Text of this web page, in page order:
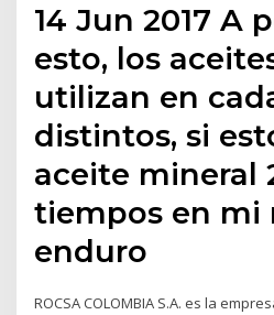
14 Jun 2017 A
esto, los
utilizan en
distintos, si
aceite mineral
tiempos en mi
enduro
ROCSA COLOMBIA S.A. es la